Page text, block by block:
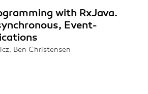
with RxJava.
Event-
Ben Christensen